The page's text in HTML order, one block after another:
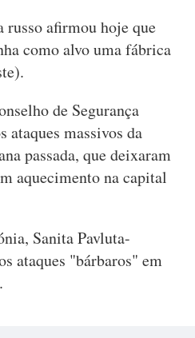
afirmou hoje que
como alvo uma fábrica
de Segurança
ataques massivos da
passada, que deixaram
aquecimento na capital
Sanita Pavluta-
ataques "bárbaros" em